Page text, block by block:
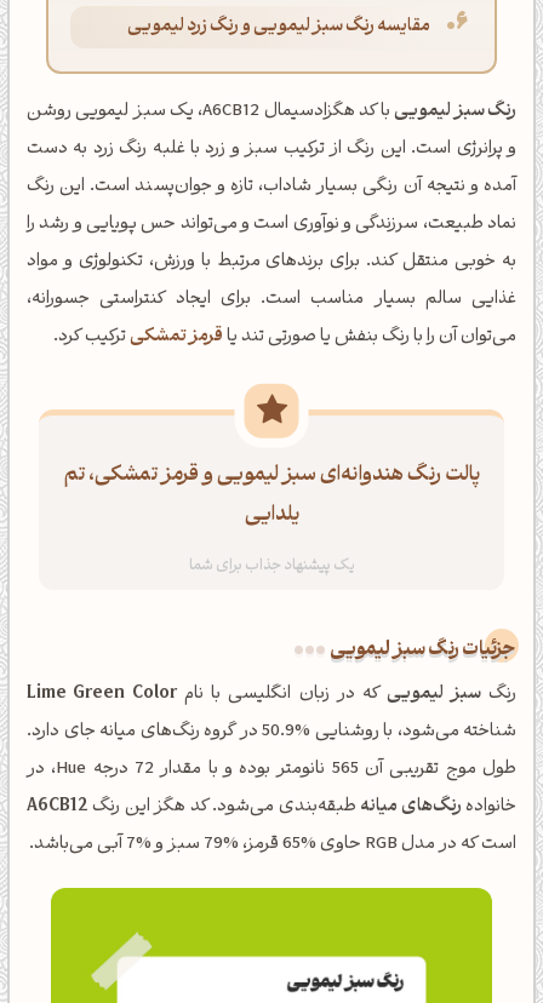
مقایسه رنگ سبز لیمویی و رنگ زرد لیمویی
رنگ سبز لیمویی
با کد هگزادسیمال A6CB12، یک سبز لیمویی روشن
و پرانرژی است. این رنگ از ترکیب سبز و زرد با غلبه رنگ زرد به دست
آمده و نتیجه آن رنگی بسیار شاداب، تازه و جوان‌پسند است. این رنگ
نماد طبیعت، سرزندگی و نوآوری است و می‌تواند حس پویایی و رشد را
به خوبی منتقل کند. برای برندهای مرتبط با ورزش، تکنولوژی و مواد
غذایی سالم بسیار مناسب است. برای ایجاد کنتراستی جسورانه،
می‌توان آن را با رنگ بنفش یا صورتی تند یاقرمز تمشکیترکیب کرد.
پالت رنگ هندوانه‌ای سبز لیمویی و قرمز تمشکی، تم
یلدایی
جزئیات رنگ سبز لیمویی
رنگسبز لیموییکه در زبان انگلیسی با نامLime Green Color
شناخته می‌شود، با روشنایی %50.9 در گروه رنگ‌های میانه جای دارد.
طول موج تقریبی آن 565 نانومتر بوده و با مقدار 72 درجه Hue، در
خانوادهرنگ‌های میانه طبقه‌بندی می‌شود. کد هگز این رنگA6CB12
است که در مدل RGB حاوی %65 قرمز، %79 سبز و %7 آبی می‌باشد.